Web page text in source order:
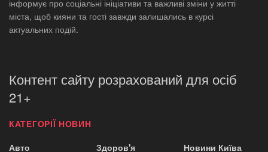
інформує про соціальні ініціативи та важливі зміни у житті
міста, щоб кияни та гості завжди залишались в курсі
актуальних подій.
Контент сайту розрахований для осіб
21+
КАТЕГОРІЇ НОВИН
Авто
Здоров'я Новини Київа